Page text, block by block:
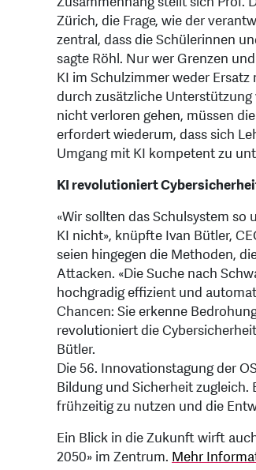
Zürich, die Frage, wie der
zentral, dass die Schülerinnen
sagte Röhl. Nur wer Grenzen
KI im Schulzimmer weder
durch zusätzliche
nicht verloren gehen, müssen
erfordert wiederum, dass sich
Umgang mit KI kompetent zu
KI revolutioniert
«Wir sollten das Schulsystem
KI nicht», knüpfte Ivan Bütler,
seien hingegen die Methoden,
Attacken. «Die Suche nach
hochgradig effizient und
Chancen: Sie erkenne
revolutioniert die
Bütler.
Die 56. Innovationstagung der
Bildung und Sicherheit
frühzeitig zu nutzen und die
Ein Blick in die Zukunft wirft
2050» im Zentrum. Mehr